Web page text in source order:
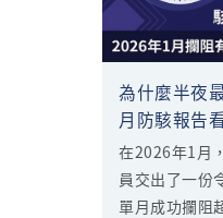
為什麼半夜
月防駭報告
表」
在2026年1月
員交出了一份
單月成功攔阻